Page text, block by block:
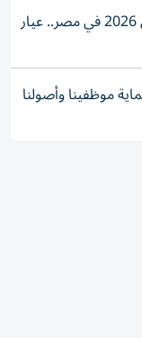
أسعار الذهب اليوم الجمعة 7 أغسطس 2026 في مصر.. عيار
موظفينا وأصولنا